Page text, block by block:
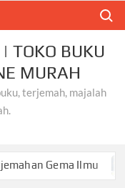
TOKO BUKU
MURAH
terjemah, majalah
Ilmu